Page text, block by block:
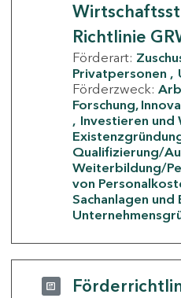
Richtlinie
Förderart:
Privatpersonen
Förderzweck:
Forschung,
Investieren und
Qualifizierung/
Weiterbildung/
von
Sachanlagen und